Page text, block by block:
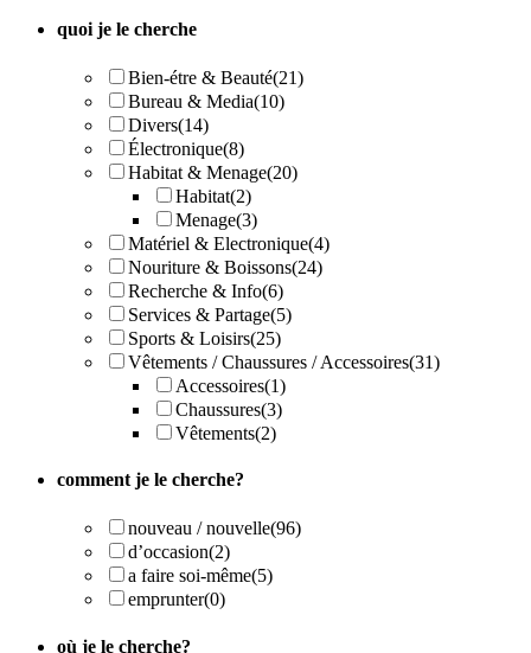
quoi je le cherche
Bien-étre & Beauté(21)
Bureau & Media(10)
Divers(14)
Électronique(8)
Habitat & Menage(20)
Habitat(2)
Menage(3)
Matériel & Electronique(4)
Nouriture & Boissons(24)
Recherche & Info(6)
Services & Partage(5)
Sports & Loisirs(25)
Vêtements / Chaussures / Accessoires(31)
Accessoires(1)
Chaussures(3)
Vêtements(2)
comment je le cherche?
nouveau / nouvelle(96)
d’occasion(2)
a faire soi-même(5)
emprunter(0)
où je le cherche?